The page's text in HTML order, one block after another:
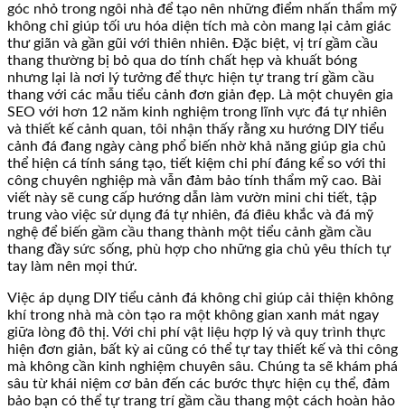
góc nhỏ trong ngôi nhà để tạo nên những điểm nhấn thẩm mỹ
không chỉ giúp tối ưu hóa diện tích mà còn mang lại cảm giác
thư giãn và gần gũi với thiên nhiên. Đặc biệt, vị trí gầm cầu
thang thường bị bỏ qua do tính chất hẹp và khuất bóng
nhưng lại là nơi lý tưởng để thực hiện tự trang trí gầm cầu
thang với các mẫu tiểu cảnh đơn giản đẹp. Là một chuyên gia
SEO với hơn 12 năm kinh nghiệm trong lĩnh vực đá tự nhiên
và thiết kế cảnh quan, tôi nhận thấy rằng xu hướng DIY tiểu
cảnh đá đang ngày càng phổ biến nhờ khả năng giúp gia chủ
thể hiện cá tính sáng tạo, tiết kiệm chi phí đáng kể so với thi
công chuyên nghiệp mà vẫn đảm bảo tính thẩm mỹ cao. Bài
viết này sẽ cung cấp hướng dẫn làm vườn mini chi tiết, tập
trung vào việc sử dụng đá tự nhiên, đá điêu khắc và đá mỹ
nghệ để biến gầm cầu thang thành một tiểu cảnh gầm cầu
thang đầy sức sống, phù hợp cho những gia chủ yêu thích tự
tay làm nên mọi thứ.
Việc áp dụng DIY tiểu cảnh đá không chỉ giúp cải thiện không
khí trong nhà mà còn tạo ra một không gian xanh mát ngay
giữa lòng đô thị. Với chi phí vật liệu hợp lý và quy trình thực
hiện đơn giản, bất kỳ ai cũng có thể tự tay thiết kế và thi công
mà không cần kinh nghiệm chuyên sâu. Chúng ta sẽ khám phá
sâu từ khái niệm cơ bản đến các bước thực hiện cụ thể, đảm
bảo bạn có thể tự trang trí gầm cầu thang một cách hoàn hảo